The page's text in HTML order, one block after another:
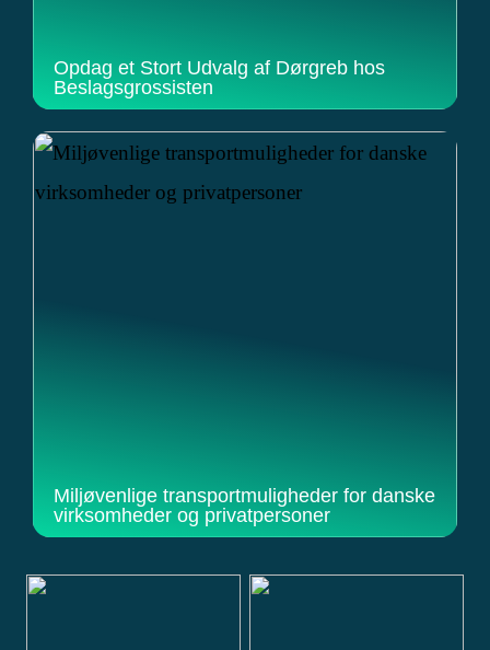
Opdag et Stort Udvalg af Dørgreb hos
Beslagsgrossisten
Miljøvenlige transportmuligheder for danske
virksomheder og privatpersoner